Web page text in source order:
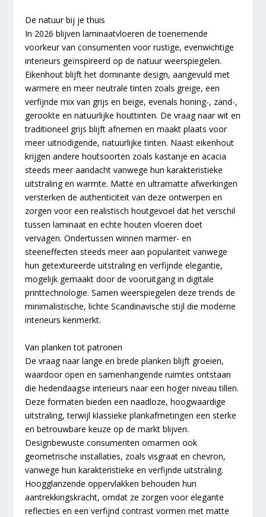
De natuur bij je thuis
In 2026 blijven laminaatvloeren de toenemende
voorkeur van consumenten voor rustige, evenwichtige
interieurs geïnspireerd op de natuur weerspiegelen.
Eikenhout blijft het dominante design, aangevuld met
warmere en meer neutrale tinten zoals greige, een
verfijnde mix van grijs en beige, evenals honing-, zand-,
gerookte en natuurlijke houttinten. De vraag naar wit en
traditioneel grijs blijft afnemen en maakt plaats voor
meer uitnodigende, natuurlijke tinten. Naast eikenhout
krijgen andere houtsoorten zoals kastanje en acacia
steeds meer aandacht vanwege hun karakteristieke
uitstraling en warmte. Matte en ultramatte afwerkingen
versterken de authenticiteit van deze ontwerpen en
zorgen voor een realistisch houtgevoel dat het verschil
tussen laminaat en echte houten vloeren doet
vervagen. Ondertussen winnen marmer- en
steeneffecten steeds meer aan populariteit vanwege
hun getextureerde uitstraling en verfijnde elegantie,
mogelijk gemaakt door de vooruitgang in digitale
printtechnologie. Samen weerspiegelen deze trends de
minimalistische, lichte Scandinavische stijl die moderne
interieurs kenmerkt.
Van planken tot patronen
De vraag naar lange en brede planken blijft groeien,
waardoor open en samenhangende ruimtes ontstaan
die hedendaagse interieurs naar een hoger niveau tillen.
Deze formaten bieden een naadloze, hoogwaardige
uitstraling, terwijl klassieke plankafmetingen een sterke
en betrouwbare keuze op de markt blijven.
Designbewuste consumenten omarmen ook
geometrische installaties, zoals visgraat en chevron,
vanwege hun karakteristieke en verfijnde uitstraling.
Hoogglanzende oppervlakken behouden hun
aantrekkingskracht, omdat ze zorgen voor elegante
reflecties en een verfijnd contrast vormen met matte